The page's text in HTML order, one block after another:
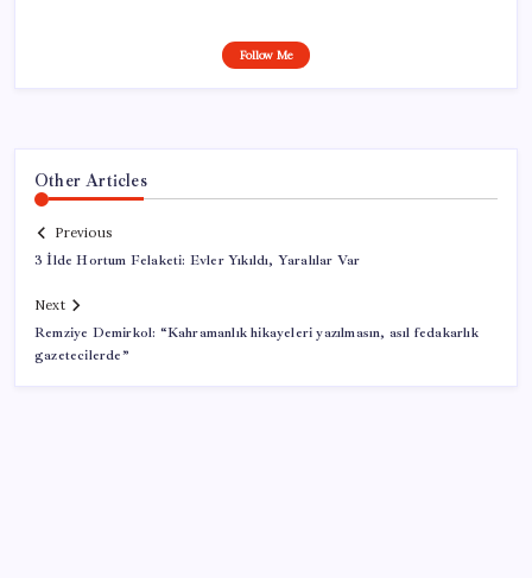
Follow Me
Other Articles
Previous
3 İlde Hortum Felaketi: Evler Yıkıldı, Yaralılar Var
Next
Remziye Demirkol: “Kahramanlık hikayeleri yazılmasın, asıl fedakarlık
gazetecilerde”